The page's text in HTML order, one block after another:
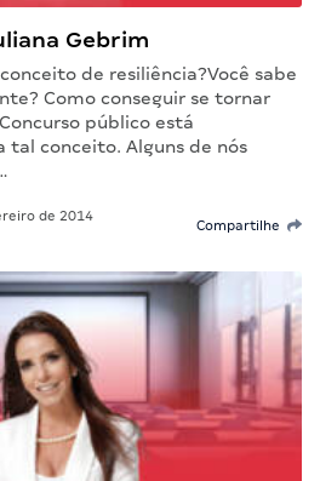
Gebrim
de resiliência?Você sabe
Como conseguir se tornar
público está
conceito. Alguns de nós
de 2014
Compartilhe